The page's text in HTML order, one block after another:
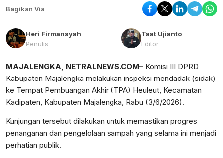
Bagikan Via
Heri Firmansyah
Penulis
Taat Ujianto
Editor
MAJALENGKA, NETRALNEWS.COM– Komisi III DPRD
Kabupaten Majalengka melakukan inspeksi mendadak (sidak)
ke Tempat Pembuangan Akhir (TPA) Heuleut, Kecamatan
Kadipaten, Kabupaten Majalengka, Rabu (3/6/2026).
Kunjungan tersebut dilakukan untuk memastikan progres
penanganan dan pengelolaan sampah yang selama ini menjadi
perhatian publik.